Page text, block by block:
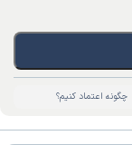
چگونه اعتماد کنیم؟